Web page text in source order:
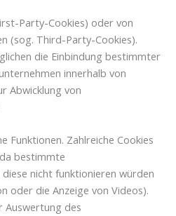
Party-Cookies) oder von
(sog. Third-Party-Cookies).
die Einbindung bestimmter
innerhalb von
Abwicklung von
Funktionen. Zahlreiche Cookies
bestimmte
nicht funktionieren würden
oder die Anzeige von Videos).
Auswertung des